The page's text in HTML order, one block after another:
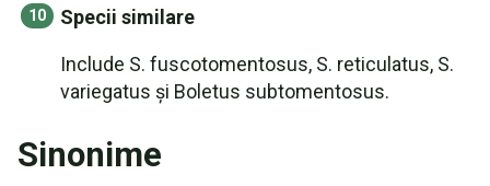
Specii similare
Include S. fuscotomentosus, S. reticulatus, S.
variegatus și Boletus subtomentosus.
Sinonime